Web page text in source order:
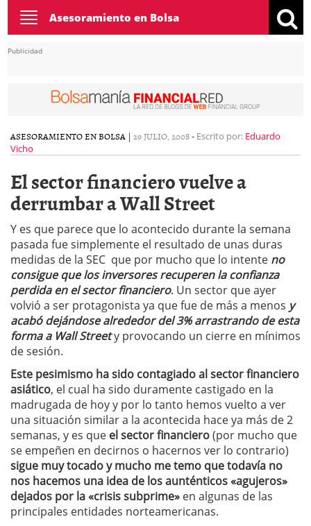
Toggle
navigation
Asesoramiento en Bolsa
Publicidad
ASESORAMIENTO EN BOLSA | 29 JULIO, 2008- Escrito por: Eduardo
Vicho
El sector financiero vuelve a
derrumbar a Wall Street
Y es que parece que lo acontecido durante la semana
pasada fue simplemente el resultado de unas duras
medidas de la SEC que por mucho que lo intente no
consigue que los inversores recuperen la confianza
perdida en el sector financiero. Un sector que ayer
volvió a ser protagonista ya que fue de más a menos y
acabó dejándose alrededor del 3% arrastrando de esta
forma a Wall Streety provocando un cierre en mínimos
de sesión.
Este pesimismo ha sido contagiado al sector financiero
asiático, el cual ha sido duramente castigado en la
madrugada de hoy y por lo tanto hemos vuelto a ver
una situación similar a la acontecida hace ya más de 2
semanas, y es que el sector financiero(por mucho que
se empeñen en decirnos o hacernos ver lo contrario)
sigue muy tocado y mucho me temo que todavía no
nos hacemos una idea de los aunténticos «agujeros»
dejados por la «crisis subprime» en algunas de las
principales entidades norteamericanas.